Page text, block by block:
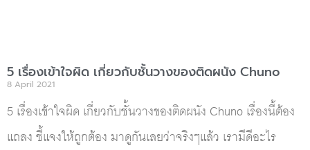
5 เรื่องเข้าใจผิด เกี่ยวกับชั้นวางของติดผนัง Chuno
8 April 2021
5 เรื่องเข้าใจผิด เกี่ยวกับชั้นวางของติดผนัง Chuno เรื่องนี้ต้อง
แถลง ชี้แจงให้ถูกต้อง มาดูกันเลยว่าจริงๆแล้ว เรามีดีอะไร